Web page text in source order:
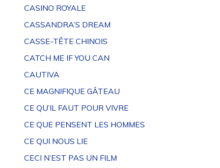
CASINO ROYALE
CASSANDRA’S DREAM
CASSE-TÊTE CHINOIS
CATCH ME IF YOU CAN
CAUTIVA
CE MAGNIFIQUE GÂTEAU
CE QU’IL FAUT POUR VIVRE
CE QUE PENSENT LES HOMMES
CE QUI NOUS LIE
CECI N’EST PAS UN FILM